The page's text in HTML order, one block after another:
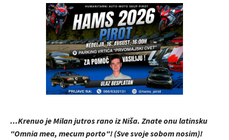
...Krenuo je Milan jutros rano iz Niša. Znate onu latinsku
"Omnia mea, mecum porto"! (Sve svoje sobom nosim)!